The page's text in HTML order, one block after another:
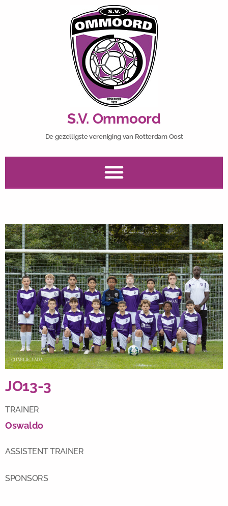
S.V. Ommoord
De gezelligste vereniging van Rotterdam Oost
JO13-3
TRAINER
Oswaldo
ASSISTENT TRAINER
SPONSORS